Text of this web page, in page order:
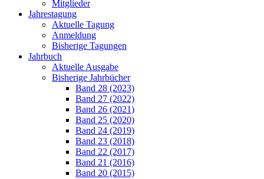
Mitglieder
Jahrestagung
Aktuelle Tagung
Anmeldung
Bisherige Tagungen
Jahrbuch
Aktuelle Ausgabe
Bisherige Jahrbücher
Band 28 (2023)
Band 27 (2022)
Band 26 (2021)
Band 25 (2020)
Band 24 (2019)
Band 23 (2018)
Band 22 (2017)
Band 21 (2016)
Band 20 (2015)